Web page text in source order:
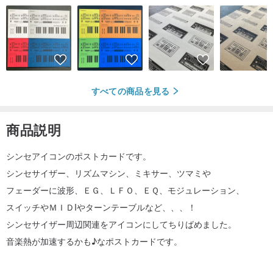
すべての商品を見る
商品説明
シンセアイコンのポストカードです。
シンセサイザー、リズムマシン、ミキサー、ツマミや
フェーダーに波形、ＥＧ、ＬＦＯ、ＥＱ、モジュレーション、
スイッチやＭＩＤIやターンテーブルなど、、、！
シンセサイザー周辺関連をアイコンにしてちりばめました。
音楽熱が加速するかも♪なポストカードです。